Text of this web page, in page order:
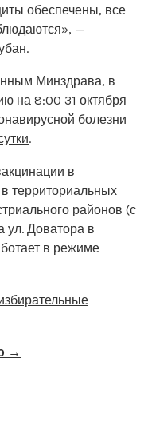
обеспечены, все
—
Минздрава, в
на 8:00 31 октября
болезни
.
в
территориальных
районов (с
ул. Доватора в
в режиме
→